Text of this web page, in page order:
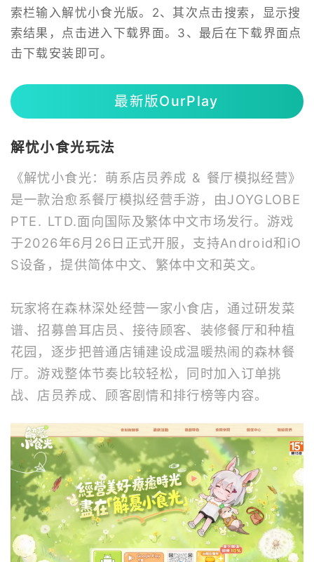
索栏输入解忧小食光版。2、其次点击搜索，显示搜
索结果，点击进入下载界面。3、最后在下载界面点
击下载安装即可。
最新版OurPlay
解忧小食光玩法
《解忧小食光：萌系店员养成 & 餐厅模拟经营》
是一款治愈系餐厅模拟经营手游，由JOYGLOBE
PTE. LTD.面向国际及繁体中文市场发行。游戏
于2026年6月26日正式开服，支持Android和iO
S设备，提供简体中文、繁体中文和英文。
玩家将在森林深处经营一家小食店，通过研发菜
谱、招募兽耳店员、接待顾客、装修餐厅和种植
花园，逐步把普通店铺建设成温暖热闹的森林餐
厅。游戏整体节奏比较轻松，同时加入订单挑
战、店员养成、顾客剧情和排行榜等内容。